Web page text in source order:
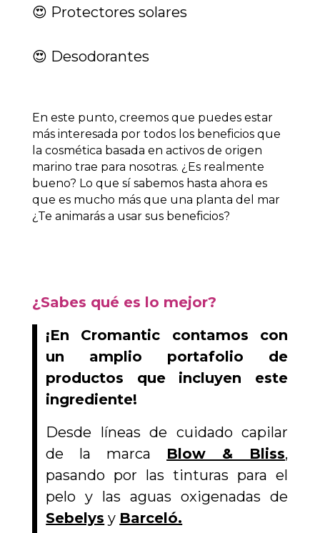
😍 Protectores solares
😍 Desodorantes
En este punto, creemos que puedes estar
más interesada por todos los beneficios que
la cosmética basada en activos de origen
marino trae para nosotras. ¿Es realmente
bueno? Lo que sí sabemos hasta ahora es
que es mucho más que una planta del mar
¿Te animarás a usar sus beneficios?
¿Sabes qué es lo mejor?
¡En Cromantic contamos con
un amplio portafolio de
productos que incluyen este
ingrediente!
Desde líneas de cuidado capilar
de la marca Blow & Bliss,
pasando por las tinturas para el
pelo y las aguas oxigenadas de
Sebelys y Barceló.